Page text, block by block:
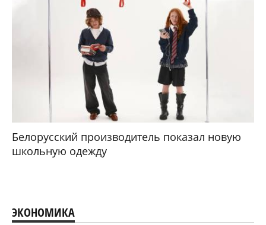
Белорусский производитель показал новую
школьную одежду
ЭКОНОМИКА